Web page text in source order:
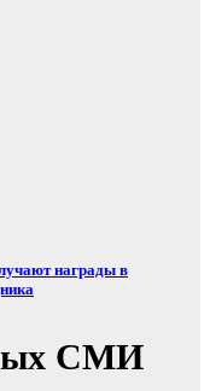
награды в